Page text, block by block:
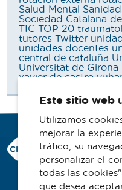
Salud Mental
Sanidad
Sociedad Catalana
TIC TOP 20
tutores Twitter
unidades docentes
central de cataluña
Universitat de Girona
xavier de castro
Carrer
08500
Este sitio web
Utilizamos
mejorar la
tráfico, su
personalizar el
todas las
que desea